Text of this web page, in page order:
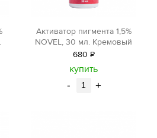
Активатор пигмента 1,5%
NOVEL, 30 мл. Кремовый
680 Р
уб.
купить
- +